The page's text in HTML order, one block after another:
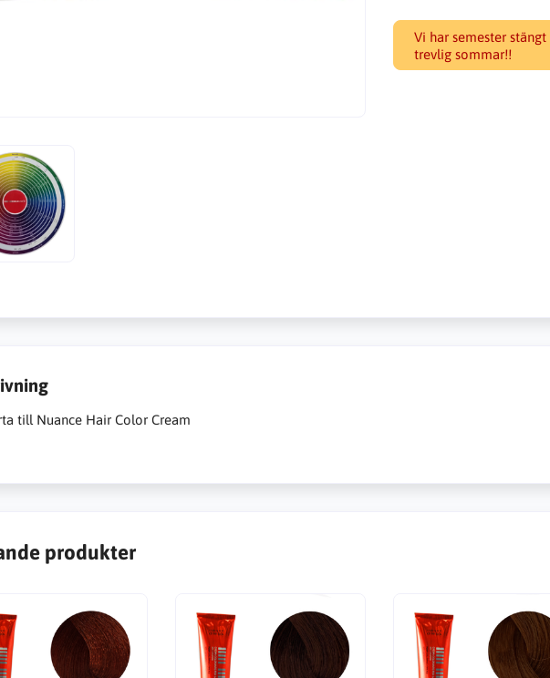
Vi har semester
trevlig sommar!!
till Nuance Hair Color Cream
produkter